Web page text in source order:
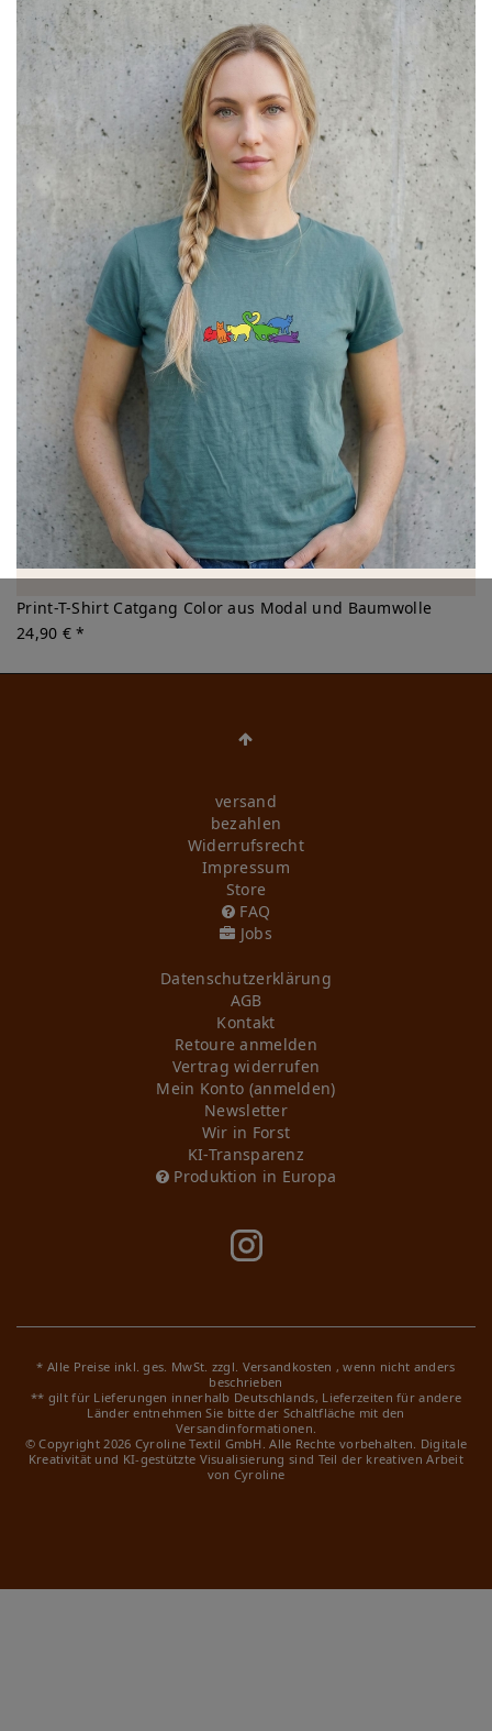
Print-T-Shirt Catgang Color aus Modal und Baumwolle
24,90 € *
versand
bezahlen
Widerrufs­recht
Impressum
Store
FAQ
Jobs
Daten­schutz­erklärung
AGB
Kontakt
Retoure anmelden
Vertrag widerrufen
Mein Konto (anmelden)
Newsletter
Wir in Forst
KI-Transparenz
Produktion in Europa
* Alle Preise inkl. ges. MwSt. zzgl. Versandkosten , wenn nicht anders
beschrieben
** gilt für Lieferungen innerhalb Deutschlands, Lieferzeiten für andere
Länder entnehmen Sie bitte der Schaltfläche mit den
Versandinformationen.
© Copyright 2026 Cyroline Textil GmbH. Alle Rechte vorbehalten. Digitale
Kreativität und KI-gestützte Visualisierung sind Teil der kreativen Arbeit
von Cyroline